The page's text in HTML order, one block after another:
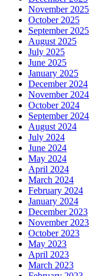
November 2025
October 2025
September 2025
August 2025
July 2025
June 2025
January 2025
December 2024
November 2024
October 2024
September 2024
August 2024
July 2024
June 2024
May 2024
April 2024
March 2024
February 2024
January 2024
December 2023
November 2023
October 2023
May 2023
April 2023
March 2023